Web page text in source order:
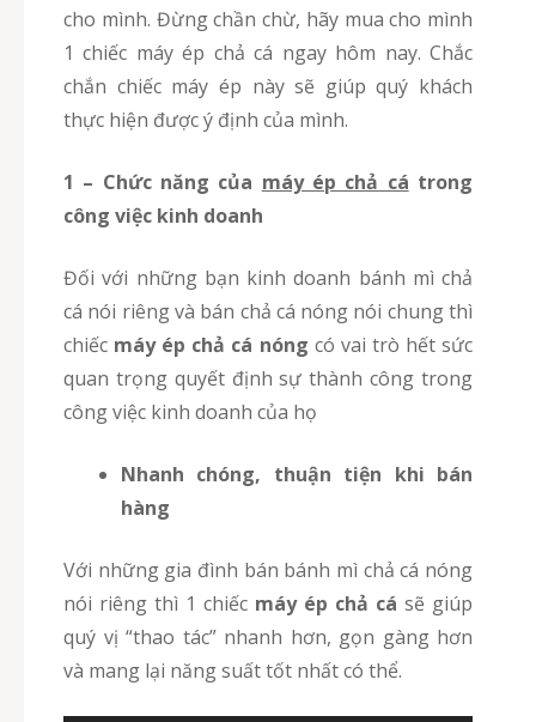
cho mình. Đừng chần chừ, hãy mua cho mình
1 chiếc máy ép chả cá ngay hôm nay. Chắc
chắn chiếc máy ép này sẽ giúp quý khách
thực hiện được ý định của mình.
1 – Chức năng của máy ép chả cá trong
công việc kinh doanh
Đối với những bạn kinh doanh bánh mì chả
cá nói riêng và bán chả cá nóng nói chung thì
chiếc máy ép chả cá nóng có vai trò hết sức
quan trọng quyết định sự thành công trong
công việc kinh doanh của họ
Nhanh chóng, thuận tiện khi bán
hàng
Với những gia đình bán bánh mì chả cá nóng
nói riêng thì 1 chiếc máy ép chả cá sẽ giúp
quý vị “thao tác” nhanh hơn, gọn gàng hơn
và mang lại năng suất tốt nhất có thể.